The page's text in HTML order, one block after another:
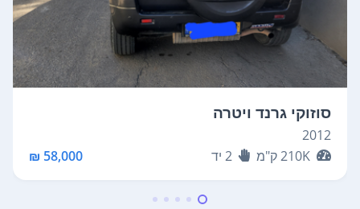
סוזוקי גרנד ויטרה
2012
210Kק"מ 2 יד 58,000 ₪